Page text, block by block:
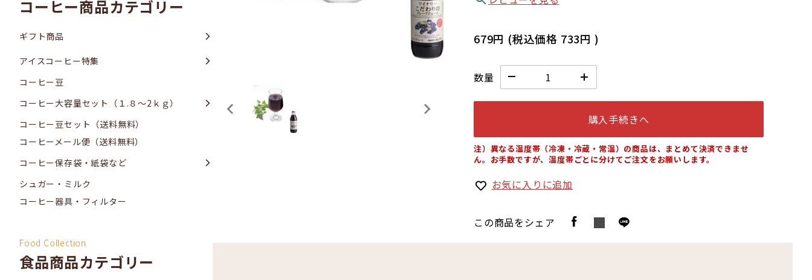
コーヒー商品カテゴリー
ギフト商品
アイスコーヒー特集
コーヒー豆
コーヒー大容量セット（１.８～2ｋｇ）
コーヒー豆セット（送料無料）
コーヒーメール便（送料無料）
コーヒー保存袋・紙袋など
シュガー・ミルク
コーヒー器具・フィルター
Food Collection
食品商品カテゴリー
679円 (税込価格 733円 )
数量
購入手続きへ
注）異なる温度帯（冷凍・冷蔵・常温）の商品は、まとめて決済できませ
ん。お手数ですが、温度帯ごとに分けてご注文をお願いします。
お気に入りに追加
この商品をシェア